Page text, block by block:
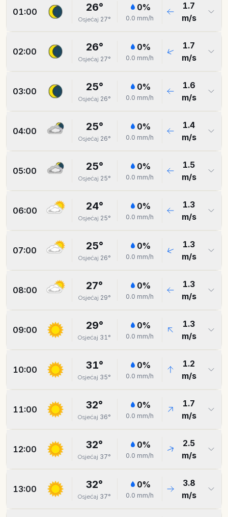
01:00 26°
Osjećaj 27°
0%
0.0 mm/h
1.7
m/s
02:00 26°
Osjećaj 27°
0%
0.0 mm/h
1.7
m/s
03:00 25°
Osjećaj 26°
0%
0.0 mm/h
1.6
m/s
04:00 25°
Osjećaj 26°
0%
0.0 mm/h
1.4
m/s
05:00 25°
Osjećaj 25°
0%
0.0 mm/h
1.5
m/s
06:00 24°
Osjećaj 25°
0%
0.0 mm/h
1.3
m/s
07:00 25°
Osjećaj 26°
0%
0.0 mm/h
1.3
m/s
08:00 27°
Osjećaj 29°
0%
0.0 mm/h
1.3
m/s
09:00 29°
Osjećaj 31°
0%
0.0 mm/h
1.3
m/s
10:00 31°
Osjećaj 35°
0%
0.0 mm/h
1.2
m/s
11:00 32°
Osjećaj 36°
0%
0.0 mm/h
1.7
m/s
12:00 32°
Osjećaj 37°
0%
0.0 mm/h
2.5
m/s
13:00 32°
Osjećaj 37°
0%
0.0 mm/h
3.8
m/s